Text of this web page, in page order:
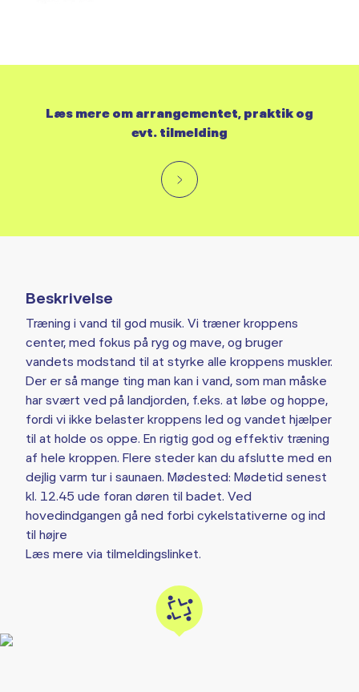
Beskrivelse
Træning i vand til god musik. Vi træner kroppens
center, med fokus på ryg og mave, og bruger
vandets modstand til at styrke alle kroppens muskler.
Der er så mange ting man kan i vand, som man måske
har svært ved på landjorden, f.eks. at løbe og hoppe,
fordi vi ikke belaster kroppens led og vandet hjælper
til at holde os oppe. En rigtig god og effektiv træning
af hele kroppen. Flere steder kan du afslutte med en
dejlig varm tur i saunaen. Mødested: Mødetid senest
kl. 12.45 ude foran døren til badet. Ved
hovedindgangen gå ned forbi cykelstativerne og ind
til højre
Læs mere via tilmeldingslinket.
Læs mere om arrangementet, praktik og
evt. tilmelding